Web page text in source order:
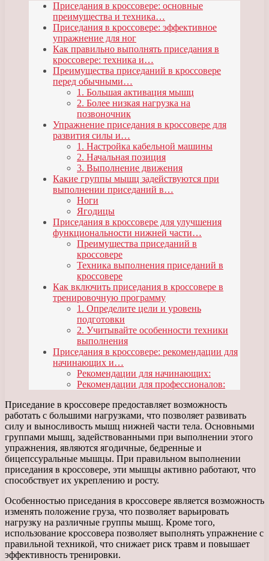
Приседания в кроссовере: основные
преимущества и техника…
Приседания в кроссовере: эффективное
упражнение для ног
Как правильно выполнять приседания в
кроссовере: техника и…
Преимущества приседаний в кроссовере
перед обычными…
1. Большая активация мышц
2. Более низкая нагрузка на
позвоночник
Упражнение приседания в кроссовере для
развития силы и…
1. Настройка кабельной машины
2. Начальная позиция
3. Выполнение движения
Какие группы мышц задействуются при
выполнении приседаний в…
Ноги
Ягодицы
Приседания в кроссовере для улучшения
функциональности нижней части…
Преимущества приседаний в
кроссовере
Техника выполнения приседаний в
кроссовере
Как включить приседания в кроссовере в
тренировочную программу
1. Определите цели и уровень
подготовки
2. Учитывайте особенности техники
выполнения
Приседания в кроссовере: рекомендации для
начинающих и…
Рекомендации для начинающих:
Рекомендации для профессионалов:
Приседание в кроссовере предоставляет возможность
работать с большими нагрузками, что позволяет развивать
силу и выносливость мышц нижней части тела. Основными
группами мышц, задействованными при выполнении этого
упражнения, являются ягодичные, бедренные и
бицепссуральные мышцы. При правильном выполнении
приседания в кроссовере, эти мышцы активно работают, что
способствует их укреплению и росту.
Особенностью приседания в кроссовере является возможность
изменять положение груза, что позволяет варьировать
нагрузку на различные группы мышц. Кроме того,
использование кроссовера позволяет выполнять упражнение с
правильной техникой, что снижает риск травм и повышает
эффективность тренировки.